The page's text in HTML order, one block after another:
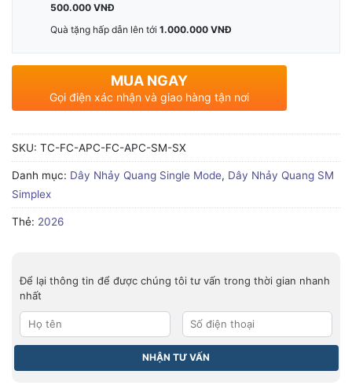
500.000 VNĐ
Quà tặng hấp dẫn lên tới 1.000.000 VNĐ
MUA NGAY
Gọi điện xác nhận và giao hàng tận nơi
SKU: TC-FC-APC-FC-APC-SM-SX
Danh mục: Dây Nhảy Quang Single Mode, Dây Nhảy Quang SM
Simplex
Thẻ: 2026
Để lại thông tin để được chúng tôi tư vấn trong thời gian nhanh
nhất